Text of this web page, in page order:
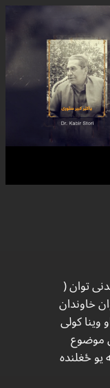
توان (
خاوندان
کولی
موضوع
یو ځغلنده